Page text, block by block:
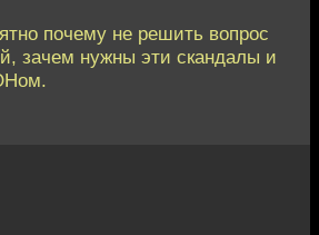
почему не решить вопрос
зачем нужны эти скандалы и